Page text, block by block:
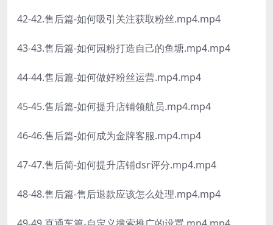
42-42.售后篇-如何吸引关注获取粉丝.mp4.mp4
43-43.售后篇-如何园粉打造自己的鱼塘.mp4.mp4
44-44.售后篇-如何做好粉丝运营.mp4.mp4
45-45.售后篇-如何提升店铺领航员.mp4.mp4
46-46.售后篇-如何成为金牌客服.mp4.mp4
47-47.售后简-如何提升店铺dsr评分.mp4.mp4
48-48.售后篇-售后退款应该怎么处理.mp4.mp4